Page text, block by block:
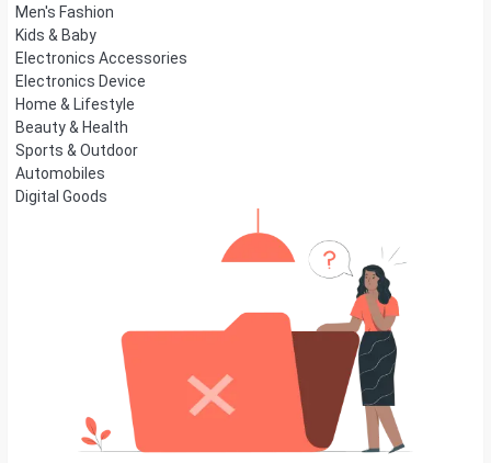
Men's Fashion
Kids & Baby
Electronics Accessories
Electronics Device
Home & Lifestyle
Beauty & Health
Sports & Outdoor
Automobiles
Digital Goods